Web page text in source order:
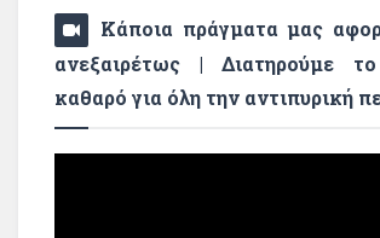
Κάποια πράγματα μας
ανεξαιρέτως | Διατηρούμε
καθαρό για όλη την αντιπυρική